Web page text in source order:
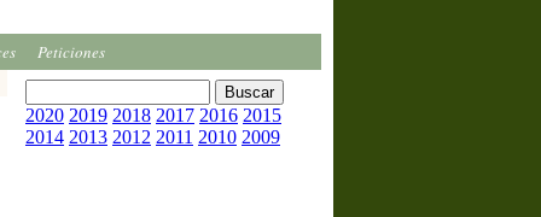
Peticiones